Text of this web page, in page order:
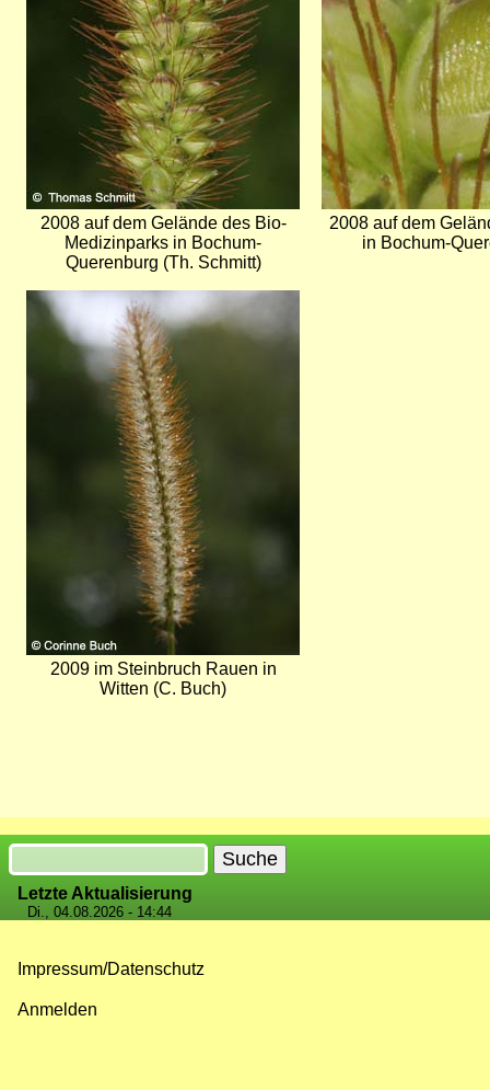
2008 auf dem Gelände des Bio-
Medizinparks in Bochum-
Querenburg (Th. Schmitt)
2008 auf dem
in Bochum-
Bild
2009 im Steinbruch Rauen in
Witten (C. Buch)
Suche
Letzte Aktualisierung
Di., 04.08.2026 - 14:44
Impressum/Datenschutz
Anmelden